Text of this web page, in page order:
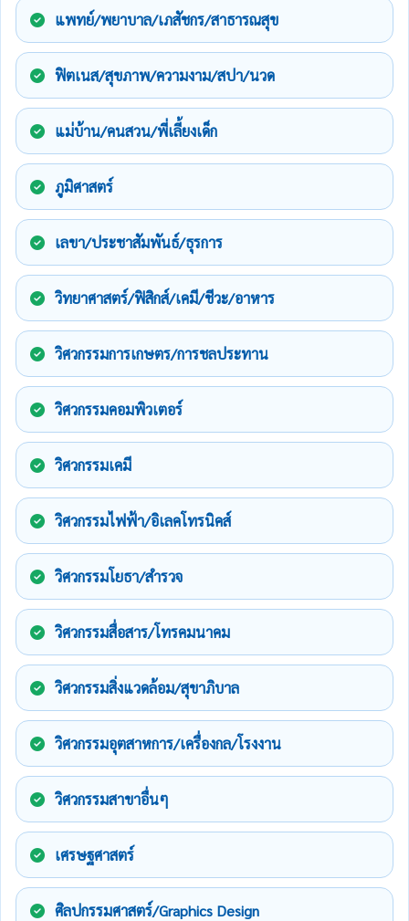
แพทย์/พยาบาล/เภสัชกร/สาธารณสุข
ฟิตเนส/สุขภาพ/ความงาม/สปา/นวด
แม่บ้าน/คนสวน/พี่เลี้ยงเด็ก
ภูมิศาสตร์
เลขา/ประชาสัมพันธ์/ธุรการ
วิทยาศาสตร์/ฟิสิกส์/เคมี/ชีวะ/อาหาร
วิศวกรรมการเกษตร/การชลประทาน
วิศวกรรมคอมพิวเตอร์
วิศวกรรมเคมี
วิศวกรรมไฟฟ้า/อิเลคโทรนิคส์
วิศวกรรมโยธา/สำรวจ
วิศวกรรมสื่อสาร/โทรคมนาคม
วิศวกรรมสิ่งแวดล้อม/สุขาภิบาล
วิศวกรรมอุตสาหการ/เครื่องกล/โรงงาน
วิศวกรรมสาขาอื่นๆ
เศรษฐศาสตร์
ศิลปกรรมศาสตร์/Graphics Design